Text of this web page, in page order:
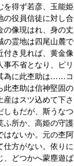
得ず若彦、玉能
役員信徒に対し
像現はれ、身の
霊地は四尾山麓
き見れば、黄金
不省となり、ピ
為に此杢助は……
此杢助は信神堅
はスツ込めて下
もだが、斯うな
所か、高姫の守
ないか。元の杢
方がない。依り
どつかへ蒙塵遊